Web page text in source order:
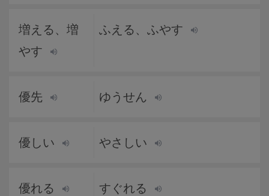
増える、増
やす
ふえる、ふやす
優先 ゆうせん
優しい やさしい
優れる すぐれる